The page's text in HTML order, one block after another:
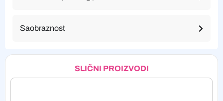
Saobraznost
SLIČNI PROIZVODI